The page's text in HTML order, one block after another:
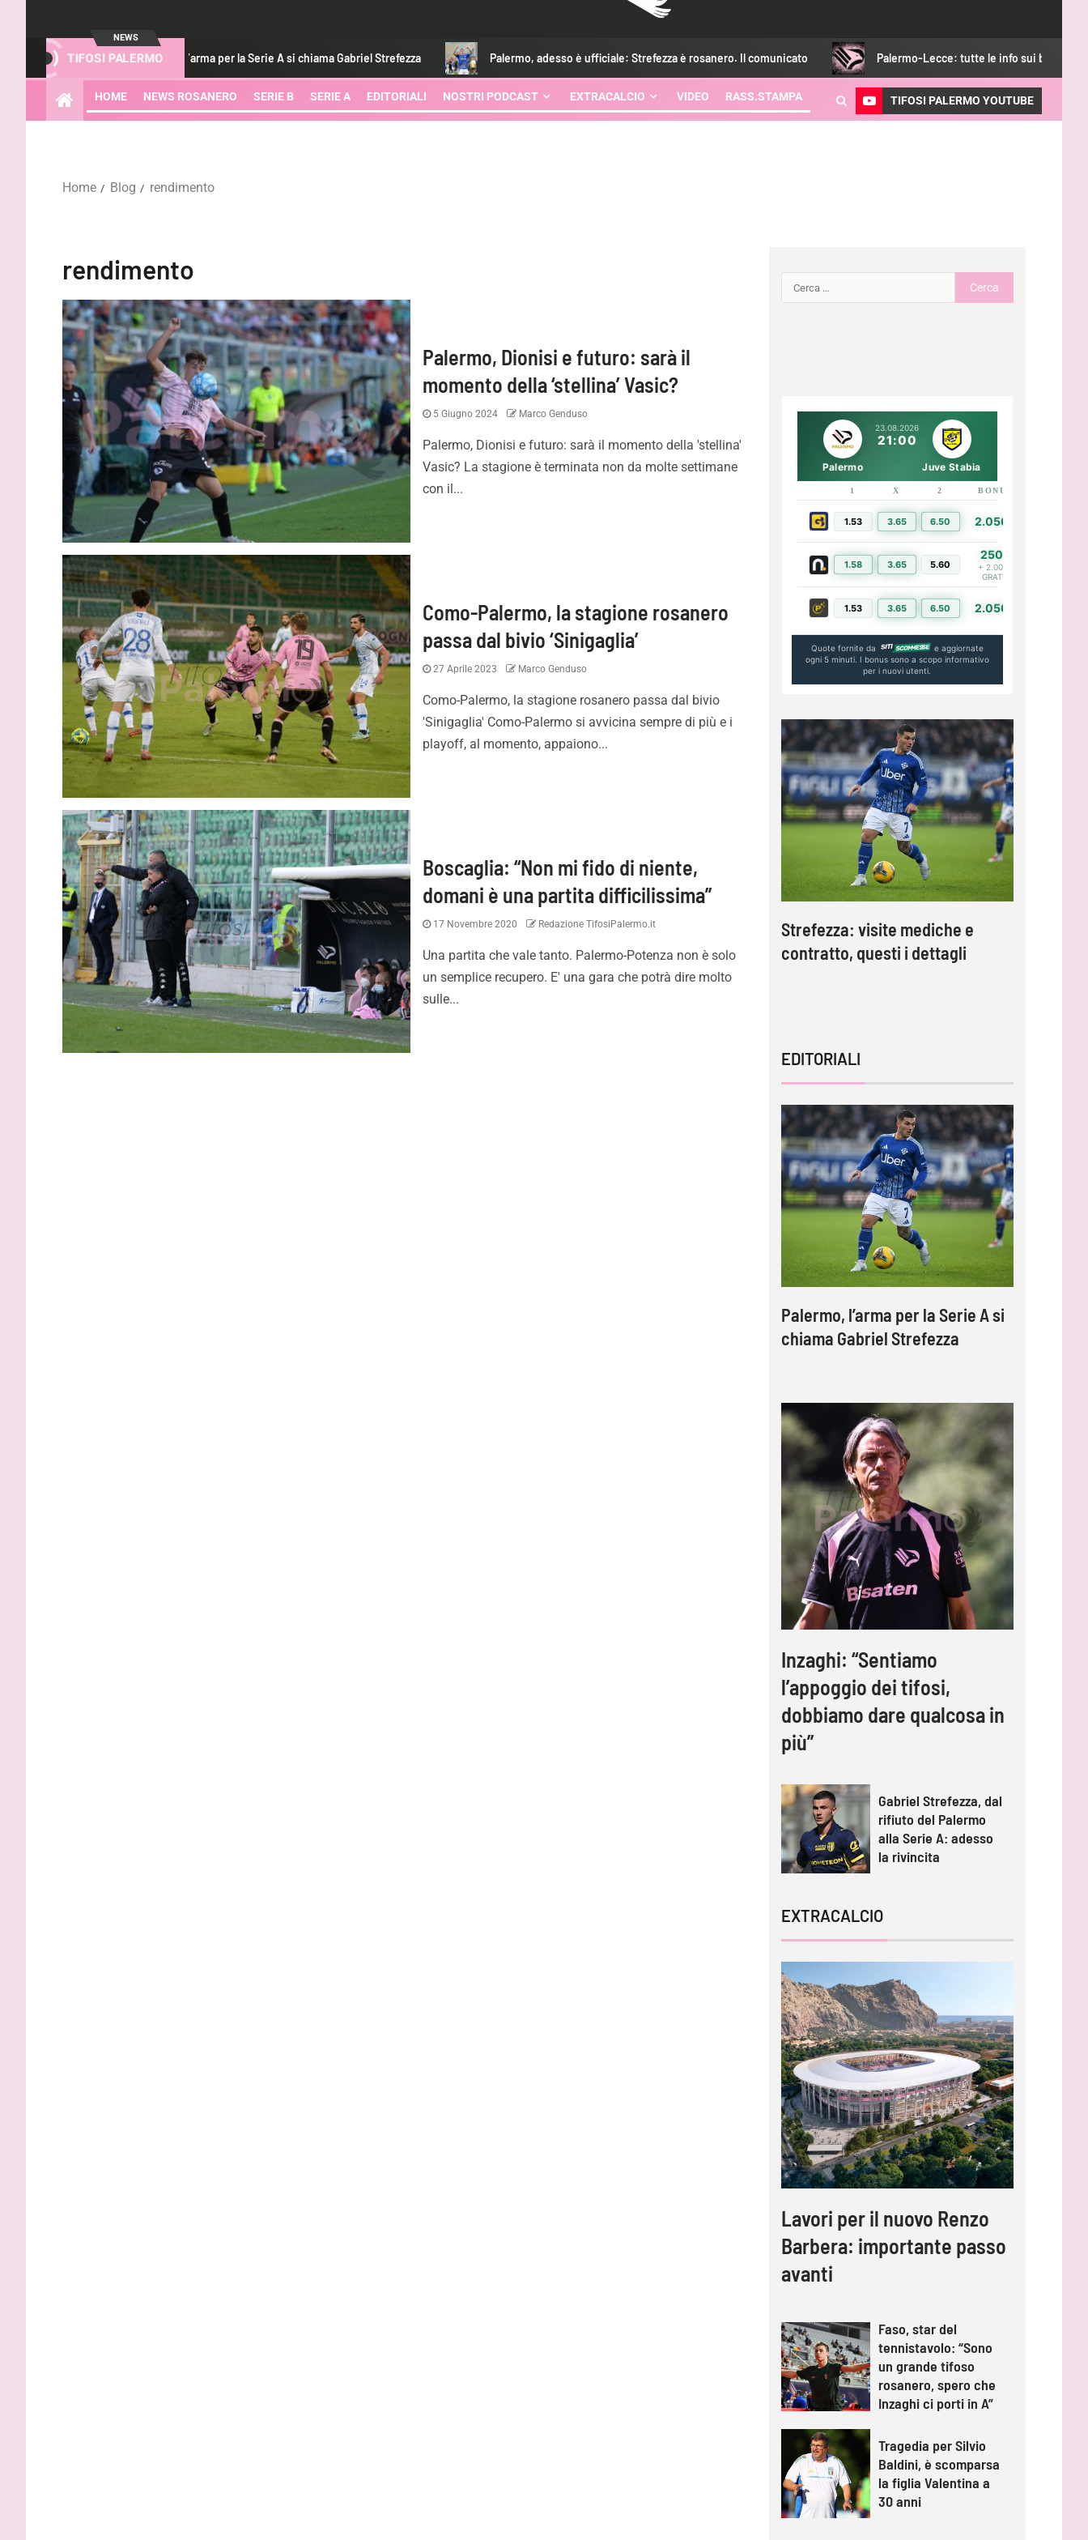
NEWS
TIFOSI PALERMO
Palermo, l’arma per la Serie A si chiama Gabriel Strefezza Palermo, adesso è ufficiale: Strefezza è rosanero. Il comunicato Palermo-Lecce: tutte le info sui biglietti
HOME NEWS ROSANERO SERIE B SERIE A EDITORIALI NOSTRI PODCAST EXTRACALCIO VIDEO RASS.STAMPA TIFOSI PALERMO YOUTUBE
Home Blog rendimento
rendimento
Palermo, Dionisi e futuro: sarà il
momento della ‘stellina’ Vasic?
5 Giugno 2024 Marco Genduso
Palermo, Dionisi e futuro: sarà il momento della 'stellina'
Vasic? La stagione è terminata non da molte settimane
con il...
Como-Palermo, la stagione rosanero
passa dal bivio ‘Sinigaglia’
27 Aprile 2023 Marco Genduso
Como-Palermo, la stagione rosanero passa dal bivio
'Sinigaglia' Como-Palermo si avvicina sempre di più e i
playoff, al momento, appaiono...
Boscaglia: “Non mi fido di niente,
domani è una partita difficilissima”
17 Novembre 2020 Redazione TifosiPalermo.it
Una partita che vale tanto. Palermo-Potenza non è solo
un semplice recupero. E' una gara che potrà dire molto
sulle...
23.08.2026
21:00
Palermo Juve Stabia
1 X 2 BONUS
1.53 3.65 6.50 2.050€
1.58 3.65 5.60
250€
+ 2.000€
GRATIS
1.53 3.65 6.50 2.050€
Quote fornite da
e aggiornate
ogni 5 minuti. I bonus sono a scopo informativo
per i nuovi utenti.
Strefezza: visite mediche e
contratto, questi i dettagli
Palermo, adesso è ufficiale:
Strefezza è rosanero. Il
comunicato
Inzaghi: “Essere qui con le
migliori squadre d’Italia fa
capire la portata di Palermo”
Strefezza: visite mediche e
contratto, questi i dettagli
EDITORIALI
Palermo, l’arma per la Serie A si
chiama Gabriel Strefezza
Inzaghi: “Sentiamo
l’appoggio dei tifosi,
dobbiamo dare qualcosa in
più”
Gabriel Strefezza, dal
rifiuto del Palermo
alla Serie A: adesso
la rivincita
EXTRACALCIO
Lavori per il nuovo Renzo
Barbera: importante passo
avanti
Faso, star del
tennistavolo: “Sono
un grande tifoso
rosanero, spero che
Inzaghi ci porti in A”
Tragedia per Silvio
Baldini, è scomparsa
la figlia Valentina a
30 anni